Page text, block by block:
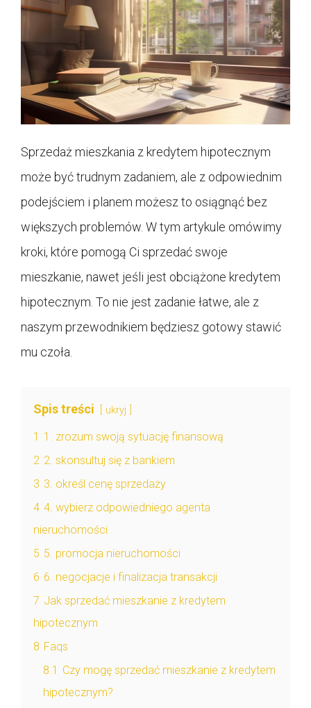
Sprzedaż mieszkania z kredytem hipotecznym
może być trudnym zadaniem, ale z odpowiednim
podejściem i planem możesz to osiągnąć bez
większych problemów. W tym artykule omówimy
kroki, które pomogą Ci sprzedać swoje
mieszkanie, nawet jeśli jest obciążone kredytem
hipotecznym. To nie jest zadanie łatwe, ale z
naszym przewodnikiem będziesz gotowy stawić
mu czoła.
Spis treści ukryj
1 1. zrozum swoją sytuację finansową
2 2. skonsultuj się z bankiem
3 3. określ cenę sprzedaży
4 4. wybierz odpowiedniego agenta
nieruchomości
5 5. promocja nieruchomości
6 6. negocjacje i finalizacja transakcji
7 Jak sprzedać mieszkanie z kredytem
hipotecznym
8 Faqs
8.1 Czy mogę sprzedać mieszkanie z kredytem
hipotecznym?